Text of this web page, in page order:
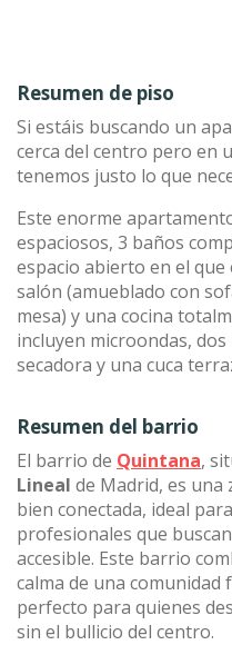
Resumen de piso
Si estáis buscando un
cerca del centro pero en
tenemos justo lo que
Este enorme
espaciosos, 3 baños
espacio abierto en el
salón (amueblado con
mesa) y una cocina
incluyen microondas,
secadora y una cuca
Resumen del barrio
El barrio de Quintana,
Lineal de Madrid, es una
bien conectada, ideal
profesionales que
accesible. Este barrio
calma de una
perfecto para quienes
sin el bullicio del centro.